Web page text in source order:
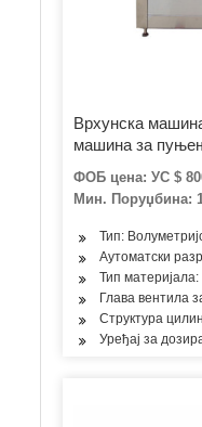
Врхунска
машина за
ФОБ цена: УС $
Мин. Поруџбина:
Тип:
Аутоматски
Тип
Глава вентила
Структура
Уређај за